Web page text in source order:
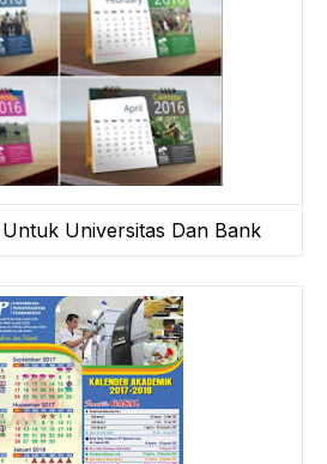
Universitas Dan Bank